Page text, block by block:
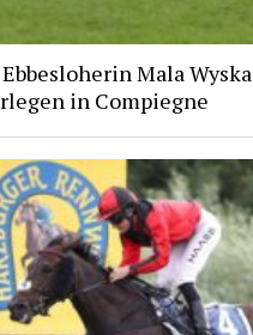
Ebbesloherin Mala Wyska
in Compiegne